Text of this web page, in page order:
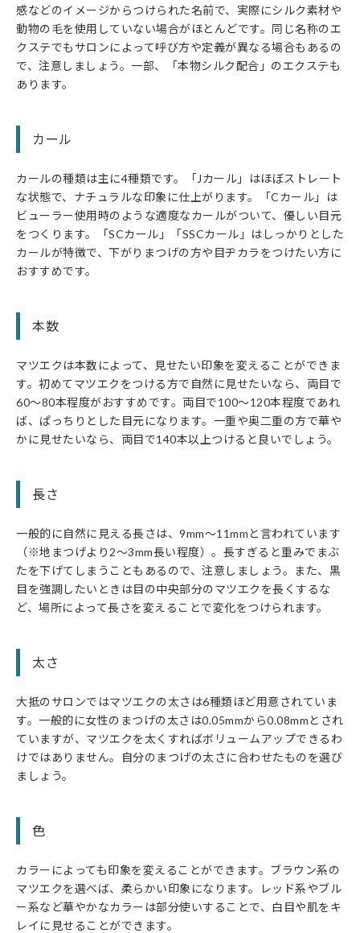
感などのイメージからつけられた名前で、実際にシルク素材や
動物の毛を使用していない場合がほとんどです。同じ名称のエ
クステでもサロンによって呼び方や定義が異なる場合もあるの
で、注意しましょう。一部、「本物シルク配合」のエクステも
あります。
カール
カールの種類は主に4種類です。「Jカール」はほぼストレート
な状態で、ナチュラルな印象に仕上がります。「Cカール」は
ビューラー使用時のような適度なカールがついて、優しい目元
をつくります。「SCカール」「SSCカール」はしっかりとした
カールが特徴で、下がりまつげの方や目ヂカラをつけたい方に
おすすめです。
本数
マツエクは本数によって、見せたい印象を変えることができま
す。初めてマツエクをつける方で自然に見せたいなら、両目で
60〜80本程度がおすすめです。両目で100〜120本程度であれ
ば、ぱっちりとした目元になります。一重や奥二重の方で華や
かに見せたいなら、両目で140本以上つけると良いでしょう。
長さ
一般的に自然に見える長さは、9mm〜11mmと言われています
（※地まつげより2～3mm長い程度）。長すぎると重みでまぶ
たを下げてしまうこともあるので、注意しましょう。また、黒
目を強調したいときは目の中央部分のマツエクを長くするな
ど、場所によって長さを変えることで変化をつけられます。
太さ
大抵のサロンではマツエクの太さは6種類ほど用意されていま
す。一般的に女性のまつげの太さは0.05mmから0.08mmとされ
ていますが、マツエクを太くすればボリュームアップできるわ
けではありません。自分のまつげの太さに合わせたものを選び
ましょう。
色
カラーによっても印象を変えることができます。ブラウン系の
マツエクを選べば、柔らかい印象になります。レッド系やブル
ー系など華やかなカラーは部分使いすることで、白目や肌をキ
レイに見せることができます。